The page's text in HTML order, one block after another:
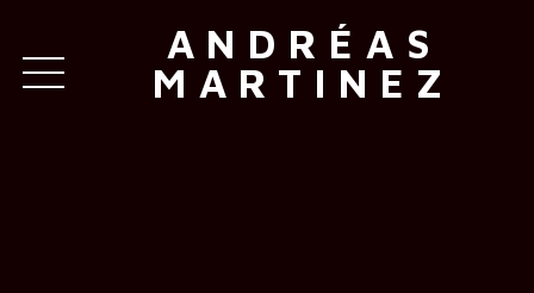
ANDRÉAS
MARTINEZ